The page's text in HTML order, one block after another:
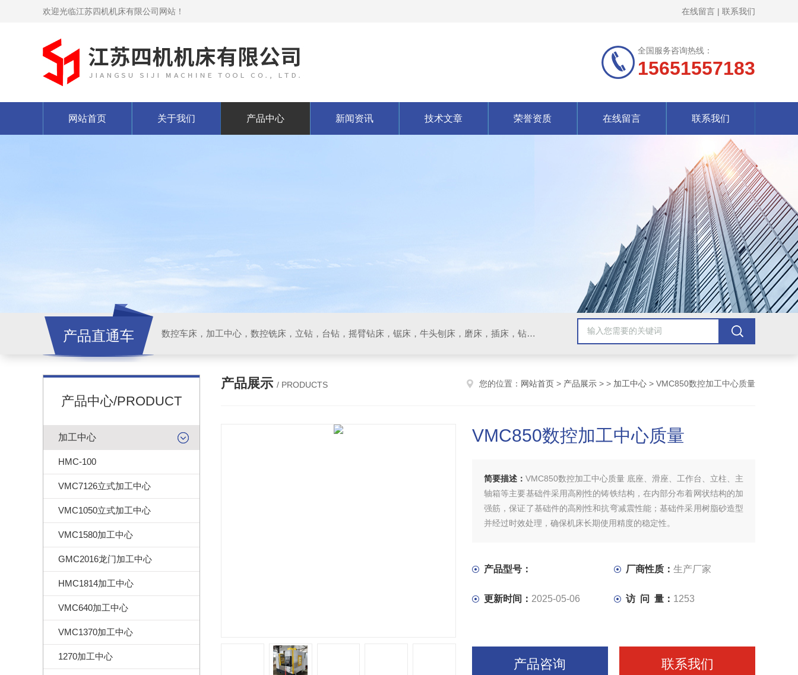
欢迎光临江苏四机机床有限公司网站！ 在线留言 | 联系我们
全国服务咨询热线：
15651557183
网站首页 关于我们 产品中心 新闻资讯 技术文章 荣誉资质 在线留言 联系我们
产品直通车 数控车床，加工中心，数控铣床，立钻，台钻，摇臂钻床，锯床，牛头刨床，磨床，插床，钻铣床，滚齿机
产品中心/PRODUCT
加工中心
HMC-100
VMC7126立式加工中心
VMC1050立式加工中心
VMC1580加工中心
GMC2016龙门加工中心
HMC1814加工中心
VMC640加工中心
VMC1370加工中心
1270加工中心
产品展示 / PRODUCTS 您的位置： 网站首页 > 产品展示 > > 加工中心 > VMC850数控加工中心质量
VMC850数控加工中心质量
简要描述： VMC850数控加工中心质量 底座、滑座、工作台、立柱、主
轴箱等主要基础件采用高刚性的铸铁结构，在内部分布着网状结构的加
强筋，保证了基础件的高刚性和抗弯减震性能；基础件采用树脂砂造型
并经过时效处理，确保机床长期使用精度的稳定性。
产品型号： 厂商性质： 生产厂家
更新时间： 2025-05-06 访 问 量： 1253
产品咨询 联系我们